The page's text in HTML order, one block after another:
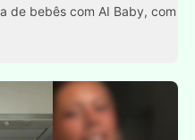
de bebês com AI Baby, com